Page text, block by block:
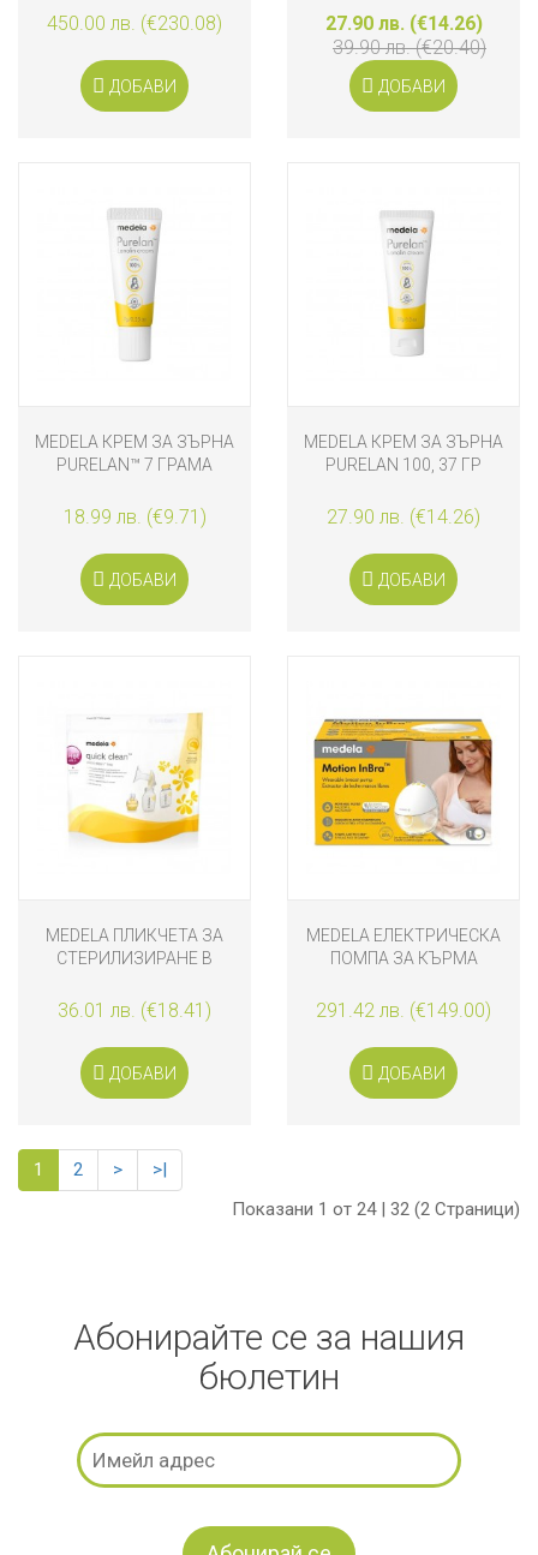
FREE
450.00 лв. (€230.08)
ДОБАВИ
27.90 лв. (€14.26)
39.90 лв. (€20.40)
ДОБАВИ
MEDELA КРЕМ ЗА ЗЪРНА
PURELAN™ 7 ГРАМА
18.99 лв. (€9.71)
ДОБАВИ
MEDELA КРЕМ ЗА ЗЪРНА
PURELAN 100, 37 ГР
27.90 лв. (€14.26)
ДОБАВИ
MEDELA ПЛИКЧЕТА ЗА
СТЕРИЛИЗИРАНЕ В
36.01 лв. (€18.41)
ДОБАВИ
MEDELA ЕЛЕКТРИЧЕСКА
ПОМПА ЗА КЪРМА
291.42 лв. (€149.00)
ДОБАВИ
1 2 >
>|
Показани 1 от 24 | 32 (2 Страници)
Абонирайте се за нашия
бюлетин